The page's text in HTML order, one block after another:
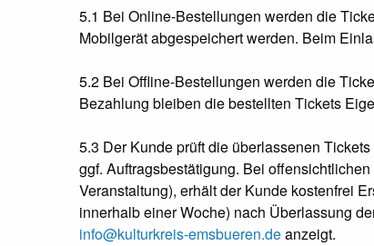
5.1 Bei Online-Bestellungen werden die
Mobilgerät abgespeichert werden. Beim
5.2 Bei Offline-Bestellungen werden die
Bezahlung bleiben die bestellten Tickets
5.3 Der Kunde prüft die überlassenen
ggf. Auftragsbestätigung. Bei
Veranstaltung), erhält der Kunde kostenfrei
innerhalb einer Woche) nach Überlassung
info@kulturkreis-emsbueren.deanzeigt.